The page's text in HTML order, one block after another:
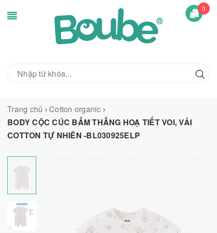
0
Trang chủ
Cotton organic
BODY CỘC CÚC BẤM THẲNG HOẠ TIẾT VOI, VẢI
COTTON TỰ NHIÊN -BL030925ELP